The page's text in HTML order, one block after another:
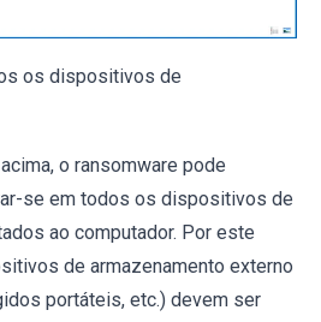
os dispositivos de
o ransomware pode
se em todos os dispositivos de
ao computador. Por este
de armazenamento externo
portáteis, etc.) devem ser